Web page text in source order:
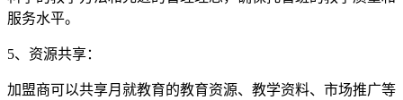
服务水平。
5、资源共享：
加盟商可以共享月就教育的教育资源、教学资料、市场推广等